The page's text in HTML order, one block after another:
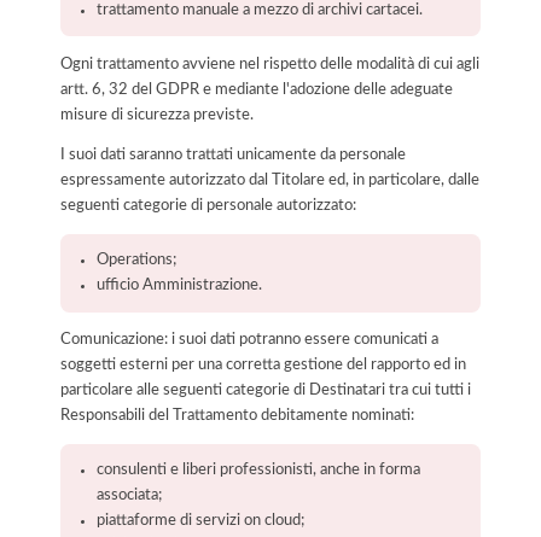
trattamento manuale a mezzo di archivi cartacei.
Ogni trattamento avviene nel rispetto delle modalità di cui agli
artt. 6, 32 del GDPR e mediante l'adozione delle adeguate
misure di sicurezza previste.
I suoi dati saranno trattati unicamente da personale
espressamente autorizzato dal Titolare ed, in particolare, dalle
seguenti categorie di personale autorizzato:
Operations;
ufficio Amministrazione.
Comunicazione: i suoi dati potranno essere comunicati a
soggetti esterni per una corretta gestione del rapporto ed in
particolare alle seguenti categorie di Destinatari tra cui tutti i
Responsabili del Trattamento debitamente nominati:
consulenti e liberi professionisti, anche in forma
associata;
piattaforme di servizi on cloud;